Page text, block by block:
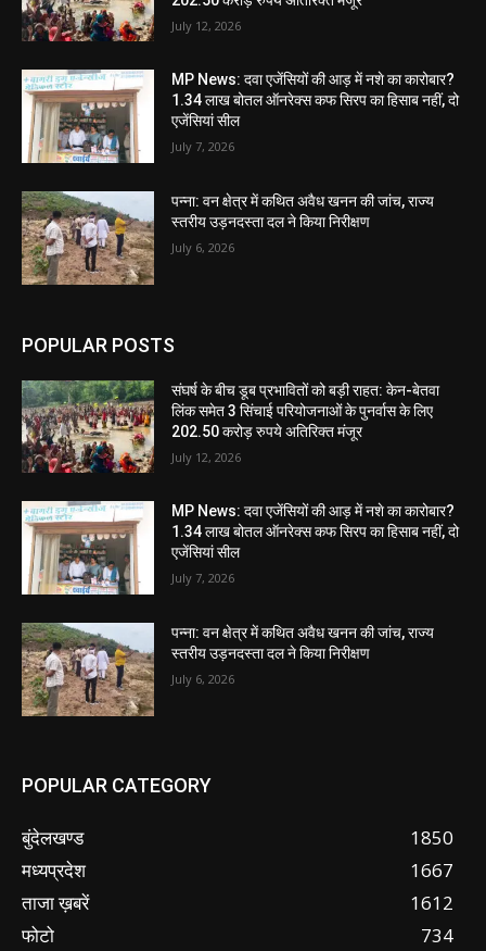
July 12, 2026
MP News: दवा एजेंसियों की आड़ में नशे का कारोबार?
1.34 लाख बोतल ऑनरेक्स कफ सिरप का हिसाब नहीं, दो
एजेंसियां सील
July 7, 2026
पन्ना: वन क्षेत्र में कथित अवैध खनन की जांच, राज्य
स्तरीय उड़नदस्ता दल ने किया निरीक्षण
July 6, 2026
POPULAR POSTS
संघर्ष के बीच डूब प्रभावितों को बड़ी राहत: केन-बेतवा
लिंक समेत 3 सिंचाई परियोजनाओं के पुनर्वास के लिए
202.50 करोड़ रुपये अतिरिक्त मंजूर
July 12, 2026
MP News: दवा एजेंसियों की आड़ में नशे का कारोबार?
1.34 लाख बोतल ऑनरेक्स कफ सिरप का हिसाब नहीं, दो
एजेंसियां सील
July 7, 2026
पन्ना: वन क्षेत्र में कथित अवैध खनन की जांच, राज्य
स्तरीय उड़नदस्ता दल ने किया निरीक्षण
July 6, 2026
POPULAR CATEGORY
बुंदेलखण्ड
1850
मध्यप्रदेश
1667
ताजा ख़बरें
1612
फोटो
734